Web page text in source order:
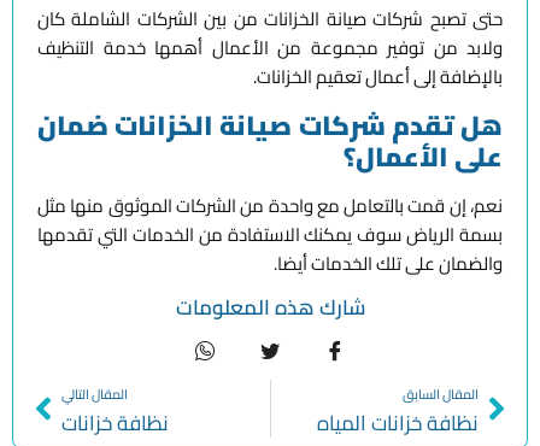
حتى تصبح شركات صيانة الخزانات من بين الشركات الشاملة كان
ولابد من توفير مجموعة من الأعمال أهمها خدمة التنظيف
بالإضافة إلى أعمال تعقيم الخزانات.
هل تقدم شركات صيانة الخزانات ضمان
على الأعمال؟
نعم، إن قمت بالتعامل مع واحدة من الشركات الموثوق منها مثل
بسمة الرياض سوف يمكنك الاستفادة من الخدمات التي تقدمها
والضمان على تلك الخدمات أيضا.
شارك هذه المعلومات
المقال السابق
نظافة خزانات المياه
المقال التالي
نظافة خزانات